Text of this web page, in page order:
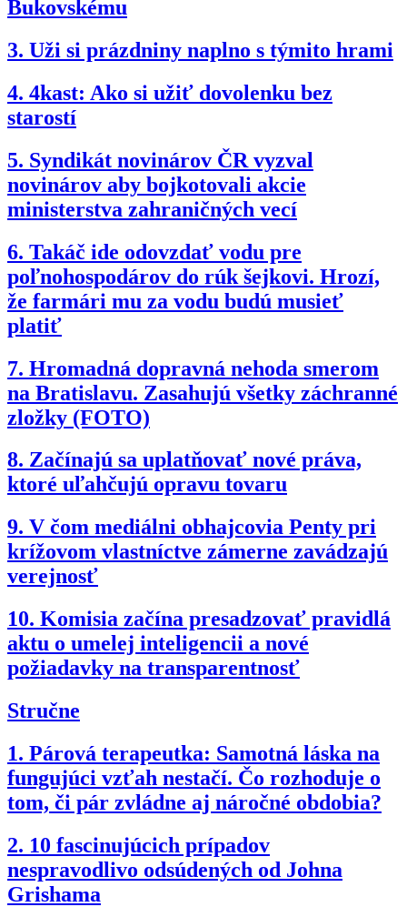
Bukovskému
3. Uži si prázdniny naplno s týmito hrami
4. 4kast: Ako si užiť dovolenku bez
starostí
5. Syndikát novinárov ČR vyzval
novinárov aby bojkotovali akcie
ministerstva zahraničných vecí
6. Takáč ide odovzdať vodu pre
poľnohospodárov do rúk šejkovi. Hrozí,
že farmári mu za vodu budú musieť
platiť
7. Hromadná dopravná nehoda smerom
na Bratislavu. Zasahujú všetky záchranné
zložky (FOTO)
8. Začínajú sa uplatňovať nové práva,
ktoré uľahčujú opravu tovaru
9. V čom mediálni obhajcovia Penty pri
krížovom vlastníctve zámerne zavádzajú
verejnosť
10. Komisia začína presadzovať pravidlá
aktu o umelej inteligencii a nové
požiadavky na transparentnosť
Stručne
1. Párová terapeutka: Samotná láska na
fungujúci vzťah nestačí. Čo rozhoduje o
tom, či pár zvládne aj náročné obdobia?
2. 10 fascinujúcich prípadov
nespravodlivo odsúdených od Johna
Grishama